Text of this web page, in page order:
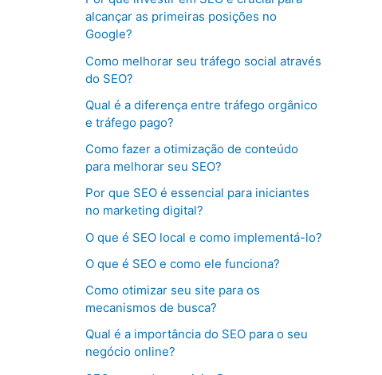
alcançar as primeiras posições no
Google?
Como melhorar seu tráfego social através
do SEO?
Qual é a diferença entre tráfego orgânico
e tráfego pago?
Como fazer a otimização de conteúdo
para melhorar seu SEO?
Por que SEO é essencial para iniciantes
no marketing digital?
O que é SEO local e como implementá-lo?
O que é SEO e como ele funciona?
Como otimizar seu site para os
mecanismos de busca?
Qual é a importância do SEO para o seu
negócio online?